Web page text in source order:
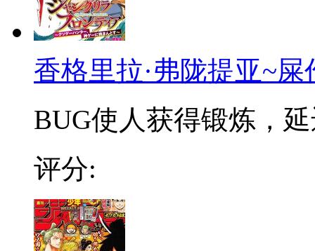
香格里拉·弗陇提亚~
BUG使人获得锻炼，
评分: